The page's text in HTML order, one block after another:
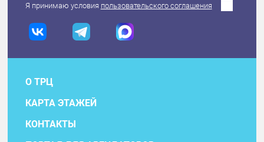
Я принимаю условия пользовательского соглашения
О ТРЦ
КАРТА ЭТАЖЕЙ
КОНТАКТЫ